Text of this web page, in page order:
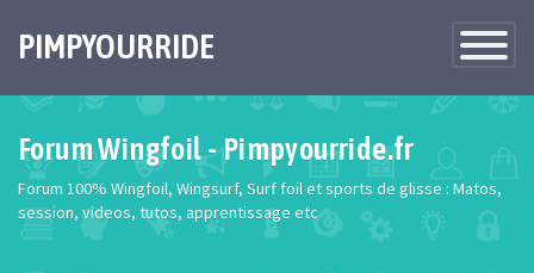
Toggle
PIMPYOURRIDE
Forum Wingfoil - Pimpyourride.fr
Forum 100% Wingfoil, Wingsurf, Surf foil et sports de glisse : Matos,
session, videos, tutos, apprentissage etc